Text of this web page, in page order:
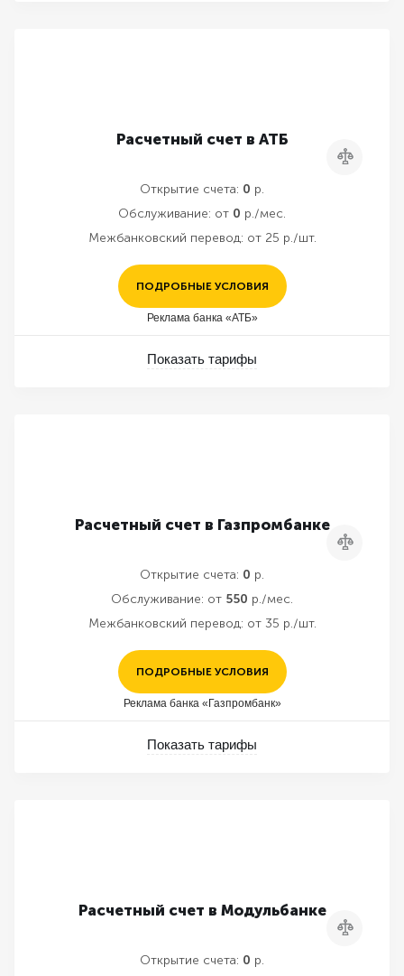
Расчетный счет в АТБ
Сравнить
Открытие счета: 0 р.
Обслуживание: от 0 р./мес.
Межбанковский перевод: от 25 р./шт.
ПОДРОБНЫЕ УСЛОВИЯ
Реклама банка «АТБ»
Показать тарифы
Расчетный счет в Газпромбанке
Сравнить
Открытие счета: 0 р.
Обслуживание: от 550 р./мес.
Межбанковский перевод: от 35 р./шт.
ПОДРОБНЫЕ УСЛОВИЯ
Реклама банка «Газпромбанк»
Показать тарифы
Расчетный счет в Модульбанке
Сравнить
Открытие счета: 0 р.